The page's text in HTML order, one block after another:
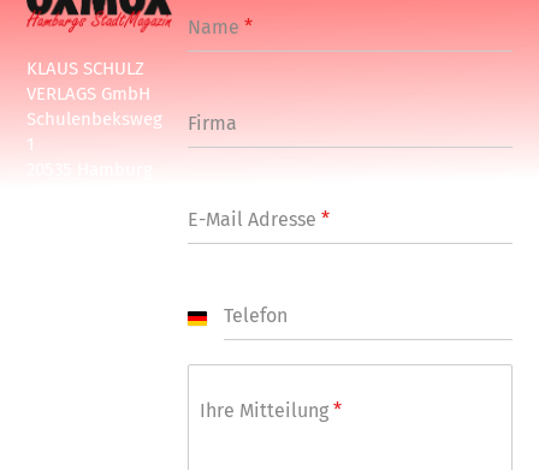
KLAUS SCHULZ
VERLAGS GmbH
Schulenbeksweg
1
Name*
Firma
E-Mail Adresse*
Telefon
G
r
Ihre Mitteilung*